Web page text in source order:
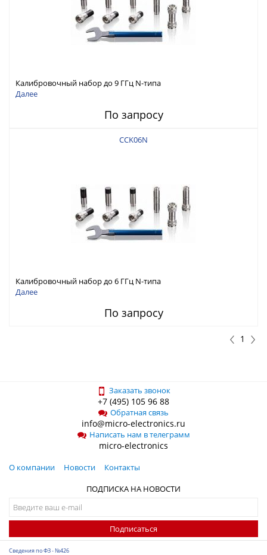
Калибровочный набор до 9 ГГц N-типа
Далее
По запросу
CCK06N
Калибровочный набор до 6 ГГц N-типа
Далее
По запросу
1
Заказать звонок
+7 (495) 105 96 88
Обратная связь
info@micro-electronics.ru
Написать нам в телеграмм
micro-electronics
О компании Новости
Контакты
ПОДПИСКА НА НОВОСТИ
Подписаться
Сведения по ФЗ - №426